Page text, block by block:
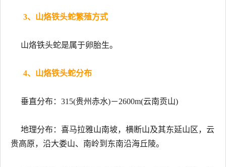
3、山烙铁头蛇繁殖方式
山烙铁头蛇是属于卵胎生。
4、山烙铁头蛇分布
垂直分布：315(贵州赤水)－2600m(云南贡山)
地理分布：喜马拉雅山南坡，横断山及其东延山区，云
贵高原，沿大娄山、南岭到东南沿海丘陵。